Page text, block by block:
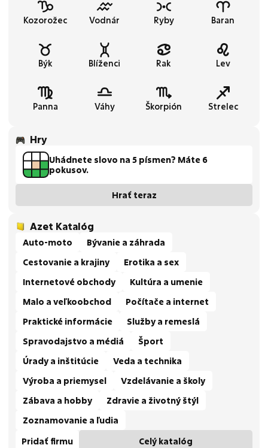
Kozorožec Vodnár Ryby Baran
Býk Blíženci Rak Lev
Panna Váhy Škorpión Strelec
Hry
Uhádnete slovo na 5 písmen? Máte 6
pokusov.
Hrať teraz
Azet Katalóg
Auto-moto
Bývanie a záhrada
Cestovanie a krajiny
Erotika a sex
Internetové obchody
Kultúra a umenie
Malo a veľkoobchod
Počítače a internet
Praktické informácie
Služby a remeslá
Spravodajstvo a médiá
Šport
Úrady a inštitúcie
Veda a technika
Výroba a priemysel
Vzdelávanie a školy
Zábava a hobby
Zdravie a životný štýl
Zoznamovanie a ľudia
Pridať firmu
Celý katalóg